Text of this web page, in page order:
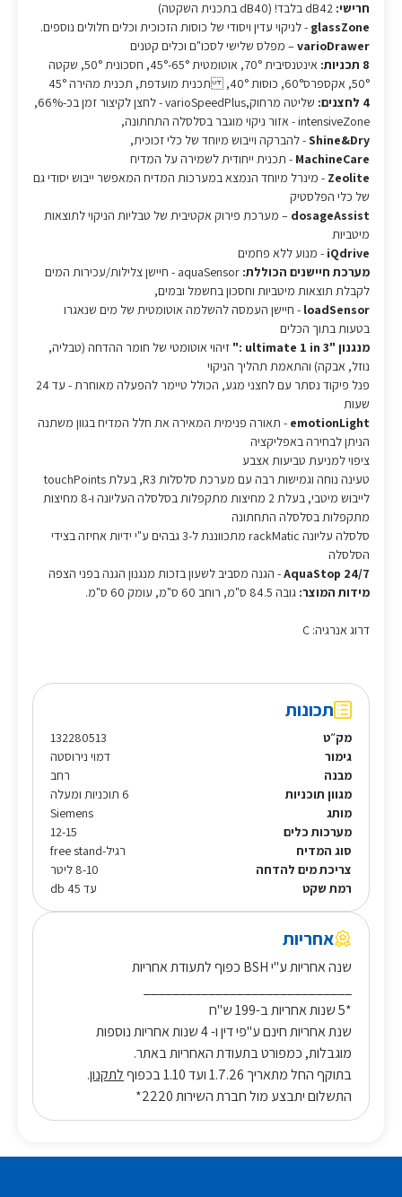
חרישי:
glassZone - לניקוי עדין ויסודי של כוסות הזכוכית וכלים חלולים נוספים.
varioDrawer– מפלס שלישי לסכו"ם וכלים קטנים
8 תכניות:
אינטנסיבית 70°, אוטומטית 65°-45°, חסכונית 50°,‏ שקטה
50°, אקספרס60°, כוסות 40°, תכנית מועדפת, תכנית מהירה 45°
4 לחצנים:
שליטה מרחוק,varioSpeedPlus - לחצן לקיצור זמן בכ-66%,
intensiveZone - אזור ניקוי מוגבר בסלסלה התחתונה,
Shine&Dry- להברקה וייבוש מיוחד של כלי זכוכית,
MachineCare - תכנית ייחודית לשמירה על המדיח
Zeolite - מינרל מיוחד הנמצא במערכות המדיח המאפשר ייבוש יסודי גם
של כלי הפלסטיק
dosageAssist – מערכת פירוק אקטיבית של טבליות הניקוי לתוצאות
מיטביות
iQdrive - מנוע ללא פחמים
מערכת חיישנים הכוללת:
aquaSensor - חיישן צלילות/עכירות המים
לקבלת תוצאות מיטביות וחסכון בחשמל ובמים,
loadSensor - חיישן העמסה להשלמה אוטומטית של מים שנאגרו
בטעות בתוך הכלים
מנגנון "ultimate 1 in 3 :"
זיהוי אוטומטי של חומר ההדחה (טבליה,
נוזל, אבקה) והתאמת תהליך הניקוי
פנל פיקוד נסתר עם לחצני מגע, הכולל טיימר להפעלה מאוחרת - עד 24
שעות
emotionLight - תאורה פנימית המאירה את חלל המדיח בגוון משתנה
הניתן לבחירה באפליקציה
ציפוי למניעת טביעות אצבע
טעינה נוחה וגמישות רבה עם מערכת סלסלות R3, בעלת touchPoints
לייבוש מיטבי, בעלת 2 מחיצות מתקפלות בסלסלה העליונה ו-8 מחיצות
מתקפלות בסלסלה התחתונה
סלסלה עליונה rackMatic מתכווננת ל-3 גבהים ע"י ידיות אחיזה בצידי
הסלסלה
24/7 AquaStop
- הגנה מסביב לשעון בזכות מנגנון הגנה בפני הצפה
מידות המוצר: גובה 84.5 ס"מ, רוחב 60 ס"מ, עומק 60 ס"מ.
דרוג אנרגיה: C
תכונות
מק״ט
132280513
גימור
דמוי נירוסטה
מבנה
רחב
מגוון תוכניות
6 תוכניות ומעלה
מותג
Siemens
מערכות כלים
12-15
סוג המדיח
רגיל-free stand
צריכת מים להדחה
8-10 ליטר
רמת שקט
עד 45 db
אחריות
שנה אחריות ע"י BSH כפוף לתעודת אחריות
*5 שנות אחריות ב-199 ש"ח
שנת אחריות חינם ע"פי דין ו- 4 שנות אחריות נוספות
מוגבלות, כמפורט בתעודת האחריות באתר.
בתוקף החל מתאריך 1.7.26 ועד 1.10 בכפוף
לתקנון.
התשלום יתבצע מול חברת השירות 2220*